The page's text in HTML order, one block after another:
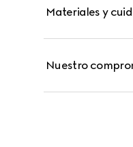
Materiales y
Nuestro